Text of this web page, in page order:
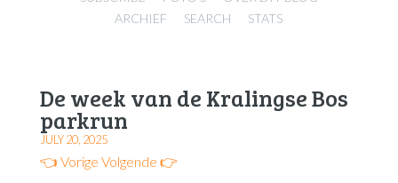
ARCHIEF
SEARCH STATS
De week van de Kralingse Bos
parkrun
JULY 20, 2025
👈 Vorige Volgende 👉